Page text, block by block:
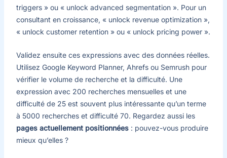
triggers » ou « unlock advanced segmentation ». Pour un
consultant en croissance, « unlock revenue optimization »,
« unlock customer retention » ou « unlock pricing power ».
Validez ensuite ces expressions avec des données réelles.
Utilisez Google Keyword Planner, Ahrefs ou Semrush pour
vérifier le volume de recherche et la difficulté. Une
expression avec 200 recherches mensuelles et une
difficulté de 25 est souvent plus intéressante qu’un terme
à 5000 recherches et difficulté 70. Regardez aussi les
pages actuellement positionnées: pouvez-vous produire
mieux qu’elles ?